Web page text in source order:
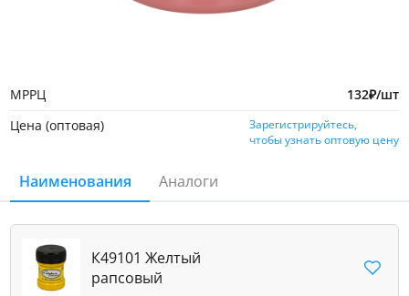
МРРЦ 132₽/шт
Цена (оптовая)
Зарегистрируйтесь,
чтобы узнать оптовую цену
Наименования Аналоги
К49101 Желтый
рапсовый